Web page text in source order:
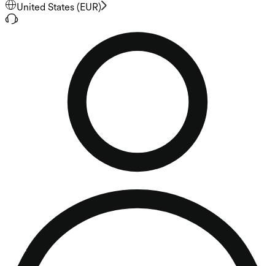
United States (EUR)